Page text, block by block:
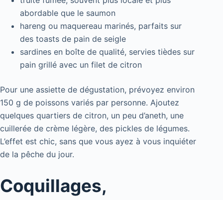
abordable que le saumon
hareng ou maquereau marinés, parfaits sur
des toasts de pain de seigle
sardines en boîte de qualité, servies tièdes sur
pain grillé avec un filet de citron
Pour une assiette de dégustation, prévoyez environ
150 g de poissons variés par personne. Ajoutez
quelques quartiers de citron, un peu d’aneth, une
cuillerée de crème légère, des pickles de légumes.
L’effet est chic, sans que vous ayez à vous inquiéter
de la pêche du jour.
Coquillages,